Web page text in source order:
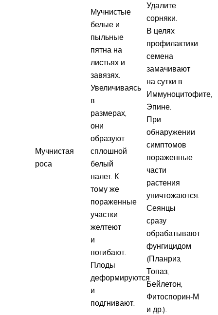
Мучнистая
роса
Мучнистые
белые и
пыльные
пятна на
листьях и
завязях.
Увеличиваясь
в
размерах,
они
образуют
сплошной
белый
налет. К
тому же
пораженные
участки
желтеют
и
погибают.
Плоды
деформируются
и
подгнивают.
Удалите
сорняки.
В целях
профилактики
семена
замачивают
на сутки в
Иммуноцитофите,
Эпине.
При
обнаружении
симптомов
пораженные
части
растения
уничтожаются.
Сеянцы
сразу
обрабатывают
фунгицидом
(Планриз,
Топаз,
Бейлетон,
Фитоспорин‑М
и др.).